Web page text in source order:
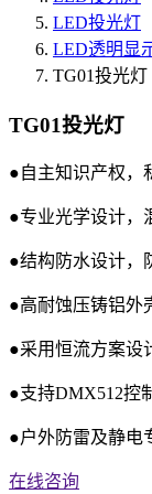
LED投光灯
LED透明显
TG01投光灯
TG01投光灯
●自主知识产权，
●专业光学设计，
●结构防水设计，
●高耐蚀压铸铝外
●采用恒流方案设
●支持DMX512控
●户外防雷及静电
在线咨询